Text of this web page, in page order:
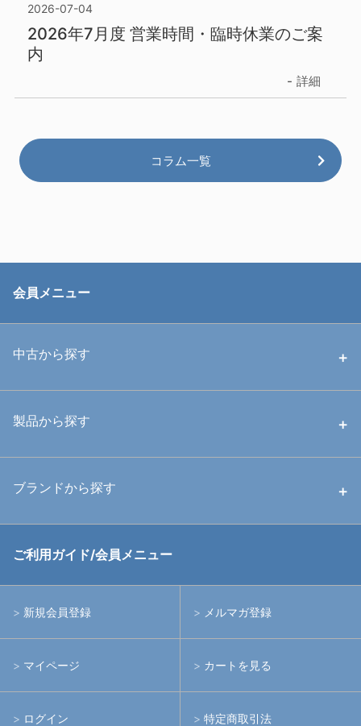
2026-07-04
2026年7月度 営業時間・臨時休業のご案
内
詳細
コラム一覧
会員メニュー
中古から探す
中古ハウジング
中古アームシステム
製品から探す
ハウジング
ブランドから探す
RGBlue
イノン
フィッシュアイ
ご利用ガイド/会員メニュー
新規会員登録 メルマガ登録
マイページ カートを見る
ログイン 特定商取引法